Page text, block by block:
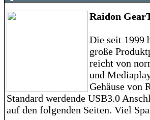
Raidon
Die seit 1999
große
reicht von
und
Gehäuse von
Standard werdende USB3.0
auf den folgenden Seiten. Viel